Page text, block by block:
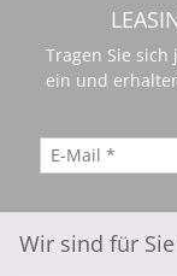
Tragen Sie
ein und
Wir sind für